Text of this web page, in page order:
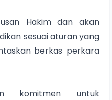
Hakim dan akan
sesuai aturan yang
berkas perkara
komitmen untuk